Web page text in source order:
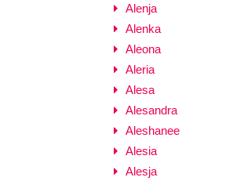
Alenja
Alenka
Aleona
Aleria
Alesa
Alesandra
Aleshanee
Alesia
Alesja